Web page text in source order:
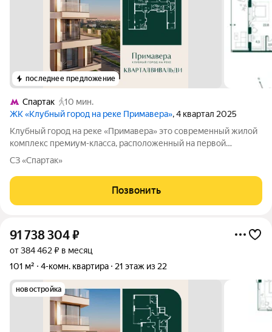
последнее предложение
Спартак
10 мин.
ЖК «Клубный город на реке Примавера», 4 квартал 2025
Клубный город на реке «Примавера» это современный жилой
комплекс премиум-класса, расположенный на первой
береговой линии Москвы-реки в экологически чистом районе
Покровское-Стрешнево. Под панорамными окнами квартир
находится собственный экопарк с
СЗ «Спартак»
Позвонить
91 738 304₽
от 384 462 ₽ в месяц
101 м²
4-комн. квартира 21 этаж из 22
новостройка